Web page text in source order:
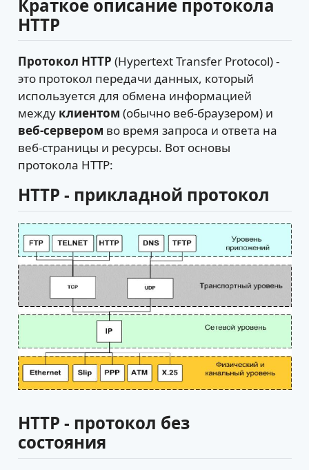
Краткое описание протокола
HTTP
Протокол HTTP (Hypertext Transfer Protocol) -
это протокол передачи данных, который
используется для обмена информацией
между клиентом (обычно веб-браузером) и
веб-сервером во время запроса и ответа на
веб-страницы и ресурсы. Вот основы
протокола HTTP:
HTTP - прикладной протокол
HTTP - протокол без
состояния